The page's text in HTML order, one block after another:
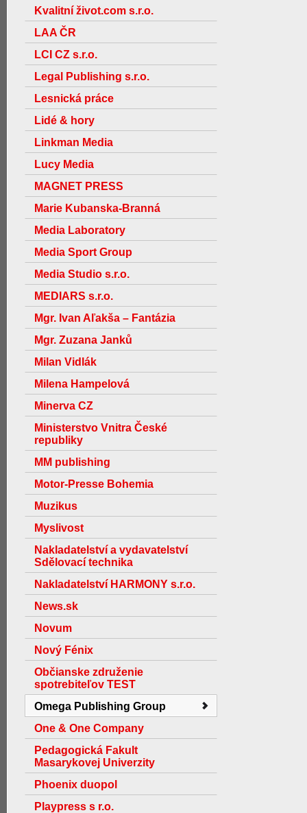
Kvalitní život.com s.r.o.
LAA ČR
LCI CZ s.r.o.
Legal Publishing s.r.o.
Lesnická práce
Lidé & hory
Linkman Media
Lucy Media
MAGNET PRESS
Marie Kubanska-Branná
Media Laboratory
Media Sport Group
Media Studio s.r.o.
MEDIARS s.r.o.
Mgr. Ivan Aľakša – Fantázia
Mgr. Zuzana Janků
Milan Vidlák
Milena Hampelová
Minerva CZ
Ministerstvo Vnitra České
republiky
MM publishing
Motor-Presse Bohemia
Muzikus
Myslivost
Nakladatelství a vydavatelství
Sdělovací technika
Nakladatelství HARMONY s.r.o.
News.sk
Novum
Nový Fénix
Občianske združenie
spotrebiteľov TEST
Omega Publishing Group
One & One Company
Pedagogická Fakult
Masarykovej Univerzity
Phoenix duopol
Playpress s r.o.